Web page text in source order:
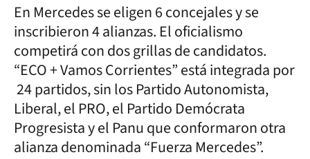
En Mercedes se eligen 6 concejales y se
inscribieron 4 alianzas. El oficialismo
competirá con dos grillas de candidatos.
“ECO + Vamos Corrientes” está integrada por
24 partidos, sin los Partido Autonomista,
Liberal, el PRO, el Partido Demócrata
Progresista y el Panu que conformaron otra
alianza denominada “Fuerza Mercedes”.